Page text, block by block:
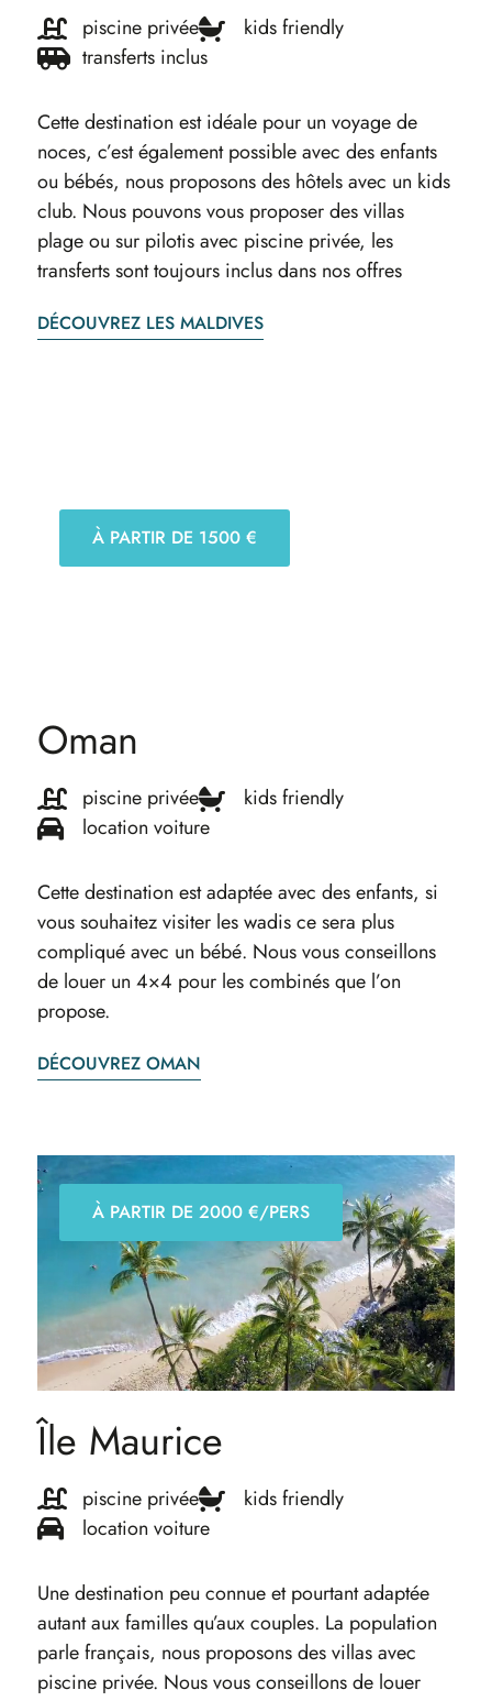
piscine privée
kids friendly
transferts inclus
Cette destination est idéale pour un voyage de
noces, c’est également possible avec des enfants
ou bébés, nous proposons des hôtels avec un kids
club. Nous pouvons vous proposer des villas
plage ou sur pilotis avec piscine privée, les
transferts sont toujours inclus dans nos offres
DÉCOUVREZ LES MALDIVES
Oman
piscine privée
kids friendly
location voiture
À PARTIR DE 1500 €
Cette destination est adaptée avec des enfants, si
vous souhaitez visiter les wadis ce sera plus
compliqué avec un bébé. Nous vous conseillons
de louer un 4×4 pour les combinés que l’on
propose.
DÉCOUVREZ OMAN
Île Maurice
piscine privée
kids friendly
location voiture
À PARTIR DE 2000 €/PERS
Une destination peu connue et pourtant adaptée
autant aux familles qu’aux couples. La population
parle français, nous proposons des villas avec
piscine privée. Nous vous conseillons de louer